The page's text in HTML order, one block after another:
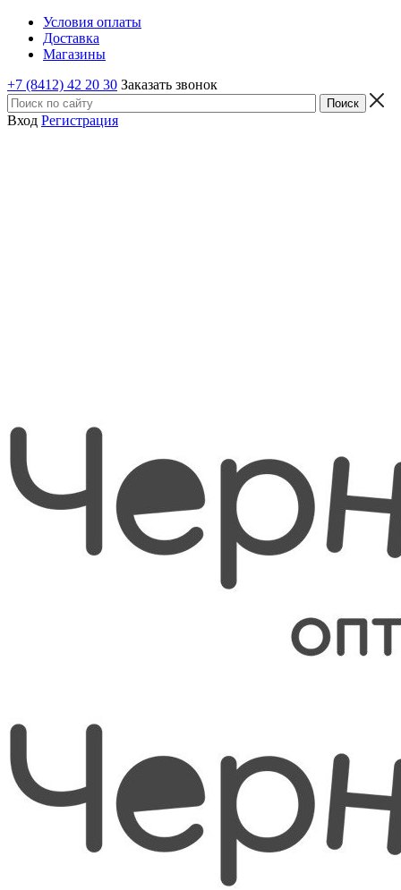
Условия оплаты
Доставка
Магазины
+7 (8412) 42 20 30 Заказать звонок
Вход Регистрация